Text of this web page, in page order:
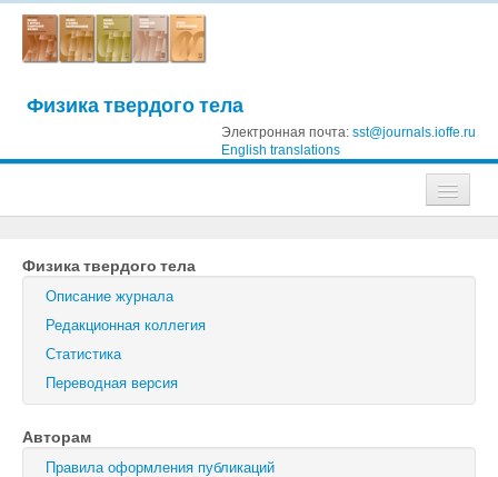
Физика твердого тела
Электронная почта: sst@journals.ioffe.ru
English translations
Журнал технической физики
Письма в Журнал технической физики
Физика твердого тела
Физика и техника полупроводников
Оптика и спектроскопия
Физика твердого тела
Описание журнала
Редакционная коллегия
Статистика
Переводная версия
Авторам
Правила оформления публикаций